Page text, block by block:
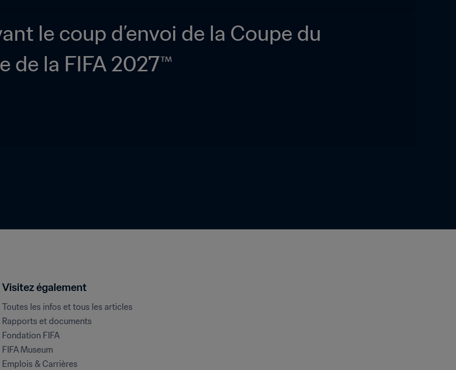
le coup d’envoi de la Coupe du
de la FIFA 2027™
Visitez également
Toutes les infos et tous les articles
Rapports et documents
Fondation FIFA
FIFA Museum
Emplois & Carrières